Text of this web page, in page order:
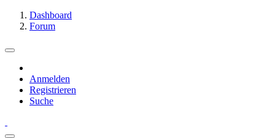
Dashboard
Forum
Anmelden
Registrieren
Suche